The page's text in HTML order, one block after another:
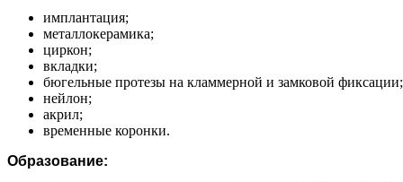
имплантация;
металлокерамика;
циркон;
вкладки;
бюгельные протезы на кламмерной и замковой фиксации;
нейлон;
акрил;
временные коронки.
Образование: